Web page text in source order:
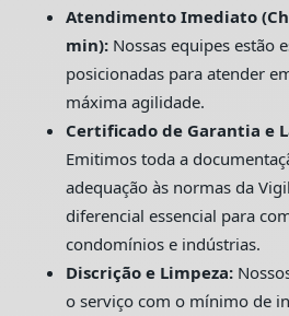
Atendimento Imediato
min):Nossas equipes estão
posicionadas para atender
máxima agilidade.
Certificado de Garantia e
Emitimos toda a
adequação às normas da
diferencial essencial para
condomínios e indústrias.
Discrição e Limpeza:
o serviço com o mínimo de